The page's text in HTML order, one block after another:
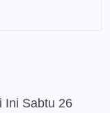
Ini Sabtu 26